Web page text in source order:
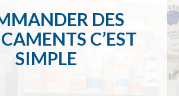
DES
C’EST
SIMPLE